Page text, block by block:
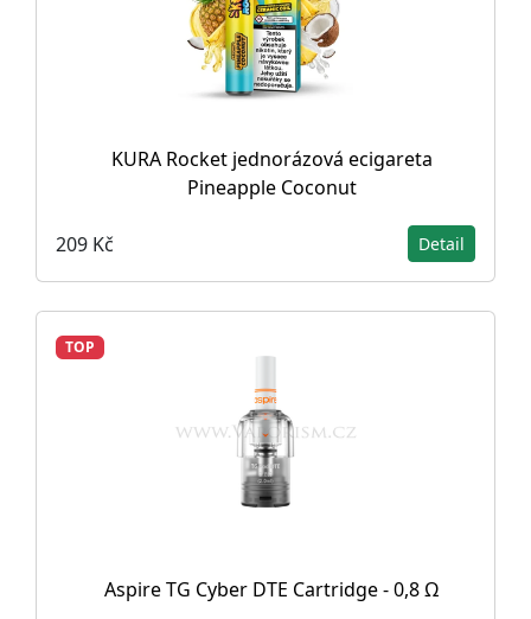
KURA Rocket jednorázová ecigareta
Pineapple Coconut
209 Kč Detail
TOP
Aspire TG Cyber DTE Cartridge - 0,8 Ω